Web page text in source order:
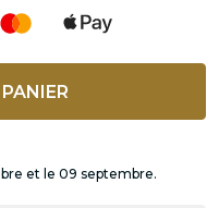
et le 09 septembre.